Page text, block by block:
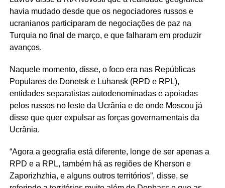
havia mudado desde que os negociadores russos e
ucranianos participaram de negociações de paz na
Turquia no final de março, e que falharam em produzir
avanços.
Naquele momento, disse, o foco era nas Repúblicas
Populares de Donetsk e Luhansk (RPD e RPL),
entidades separatistas autodenominadas e apoiadas
pelos russos no leste da Ucrânia e de onde Moscou já
disse que quer expulsar as forças governamentais da
Ucrânia.
“Agora a geografia está diferente, longe de ser apenas a
RPD e a RPL, também há as regiões de Kherson e
Zaporizhzhia, e alguns outros territórios”, disse, se